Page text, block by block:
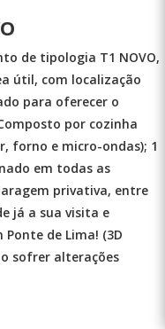
de tipologia T1 NOVO,
útil, com localização
para oferecer o
por cozinha
forno e micro-ondas); 1
em todas as
privativa, entre
já a sua visita e
de Lima! (3D
sofrer alterações